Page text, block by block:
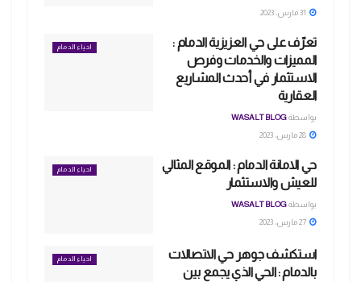
احياء الدمام
تعرّف على حي العزيزية الدمام :
المميزات والخدمات وفرص
الاستثمار في أحدث المشاريع
العقارية
بواسطةWASALT BLOG
احياء الدمام
حي الامانة الدمام : الموقع المثالي
للعيش والاستثمار
بواسطةWASALT BLOG
احياء الدمام
استكشف جوهر حي الاتصالات
بالدمام : الحي الذي يجمع بين